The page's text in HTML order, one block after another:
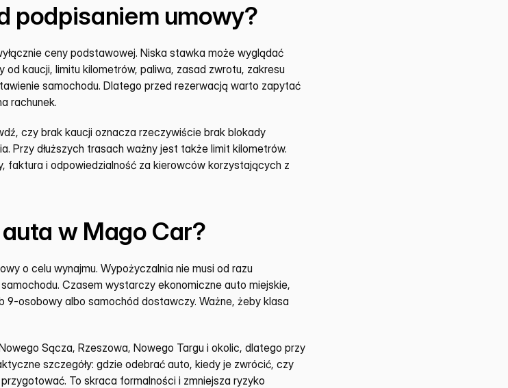
podpisaniem umowy?
ceny podstawowej. Niska stawka może wyglądać
kaucji, limitu kilometrów, paliwa, zasad zwrotu, zakresu
samochodu. Dlatego przed rezerwacją warto zapytać
rachunek.
czy brak kaucji oznacza rzeczywiście brak blokady
Przy dłuższych trasach ważny jest także limit kilometrów.
faktura i odpowiedzialność za kierowców korzystających z
w Mago Car?
o celu wynajmu. Wypożyczalnia nie musi od razu
Czasem wystarczy ekonomiczne auto miejskie,
9-osobowy albo samochód dostawczy. Ważne, żeby klasa
Sącza, Rzeszowa, Nowego Targu i okolic, dlatego przy
szczegóły: gdzie odebrać auto, kiedy je zwrócić, czy
To skraca formalności i zmniejsza ryzyko